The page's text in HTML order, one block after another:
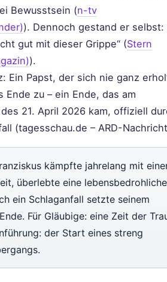
Bewusstsein (n-tv
). Dennoch gestand er selbst:
gut mit dieser Grippe“ (Stern
).
Ein Papst, der sich nie ganz
Ende zu – ein Ende, das am
21. April 2026 kam, offiziell
(tagesschau.de – ARD-
kämpfte jahrelang mit
überlebte eine lebensbedrohliche
ein Schlaganfall setzte seinem
Für Gläubige: eine Zeit der
der Start eines streng